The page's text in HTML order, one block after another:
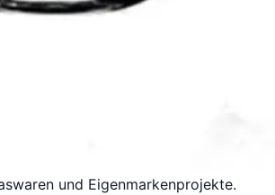
und Eigenmarkenprojekte.